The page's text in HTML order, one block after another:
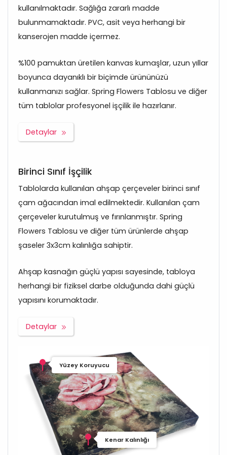
kullanılmaktadır. Sağlığa zararlı madde
bulunmamaktadır. PVC, asit veya herhangi bir
kanserojen madde içermez.
%100 pamuktan üretilen kanvas kumaşlar, uzun yıllar
boyunca dayanıklı bir biçimde ürününüzü
kullanmanızı sağlar. Spring Flowers Tablosu ve diğer
tüm tablolar profesyonel işçilik ile hazırlanır.
Detaylar
Birinci Sınıf İşçilik
Tablolarda kullanılan ahşap çerçeveler birinci sınıf
çam ağacından imal edilmektedir. Kullanılan çam
çerçeveler kurutulmuş ve fırınlanmıştır. Spring
Flowers Tablosu ve diğer tüm ürünlerde ahşap
şaseler 3x3cm kalınlığa sahiptir.
Ahşap kasnağın güçlü yapısı sayesinde, tabloya
herhangi bir fiziksel darbe olduğunda dahi güçlü
yapısını korumaktadır.
Detaylar
Yüzey Koruyucu
Kenar Kalınlığı